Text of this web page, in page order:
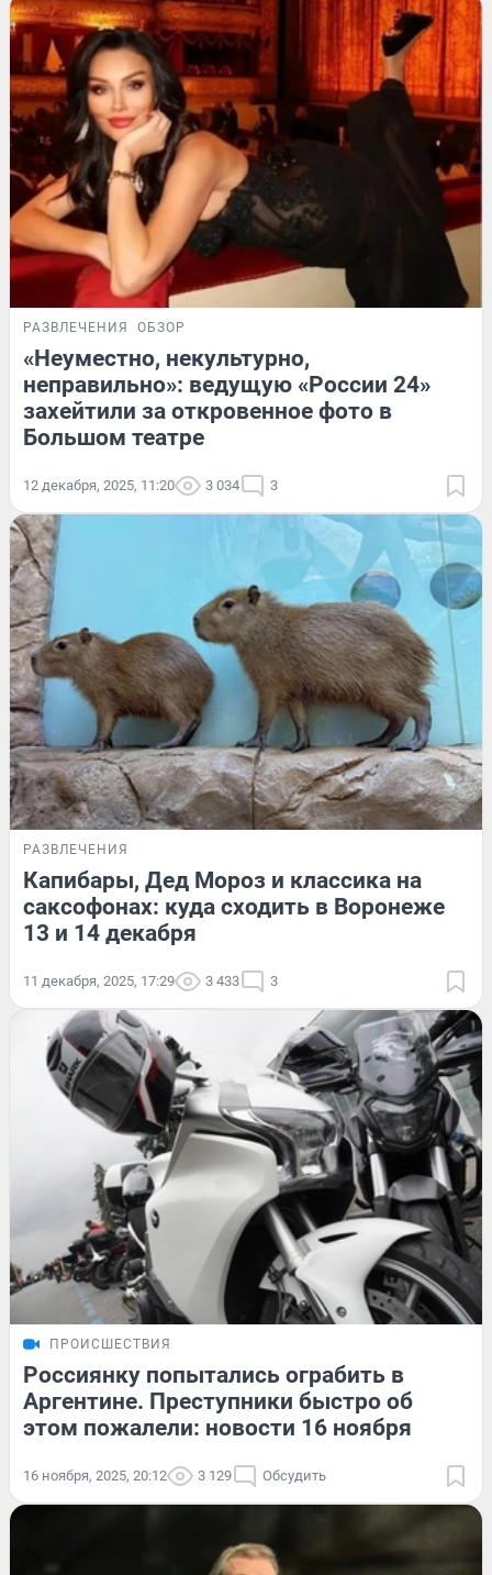
РАЗВЛЕЧЕНИЯ ОБЗОР
«Неуместно, некультурно,
неправильно»: ведущую «России 24»
захейтили за откровенное фото в
Большом театре
12 декабря, 2025, 11:20 3 034 3
РАЗВЛЕЧЕНИЯ
Капибары, Дед Мороз и классика на
саксофонах: куда сходить в Воронеже
13 и 14 декабря
11 декабря, 2025, 17:29 3 433 3
ПРОИСШЕСТВИЯ
Россиянку попытались ограбить в
Аргентине. Преступники быстро об
этом пожалели: новости 16 ноября
16 ноября, 2025, 20:12 3 129 Обсудить